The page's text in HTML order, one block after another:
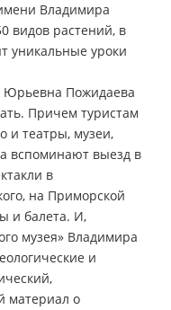
Владимира
видов растений, в
уникальные уроки
Юрьевна Пожидаева
Причем туристам
и театры, музеи,
вспоминают выезд в
в
на Приморской
и балета. И,
музея» Владимира
и
материал о